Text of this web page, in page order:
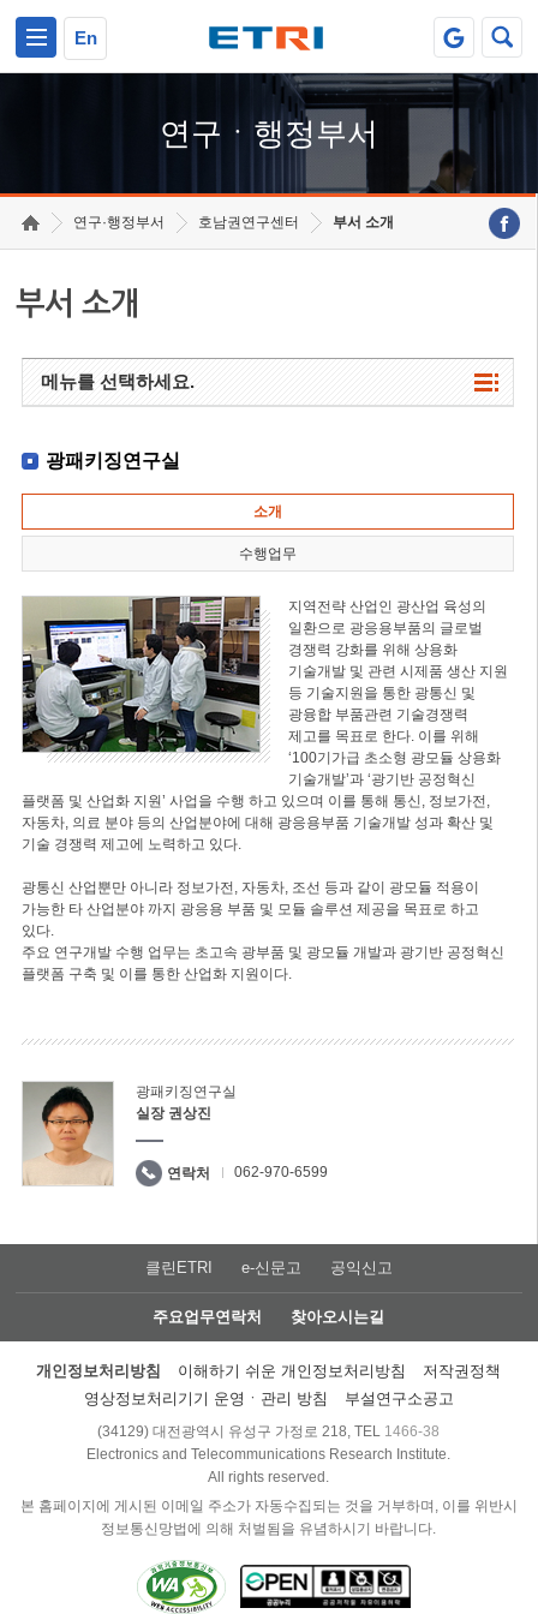
En
연구ㆍ행정부서
연구·행정부서 호남권연구센터 부서 소개
부서 소개
메뉴를 선택하세요.
광패키징연구실
소개
수행업무
지역전략 산업인 광산업 육성의
일환으로 광응용부품의 글로벌
경쟁력 강화를 위해 상용화
기술개발 및 관련 시제품 생산 지원
등 기술지원을 통한 광통신 및
광융합 부품관련 기술경쟁력
제고를 목표로 한다. 이를 위해
‘100기가급 초소형 광모듈 상용화
기술개발’과 ‘광기반 공정혁신
플랫폼 및 산업화 지원’ 사업을 수행 하고 있으며 이를 통해 통신, 정보가전,
자동차, 의료 분야 등의 산업분야에 대해 광응용부품 기술개발 성과 확산 및
기술 경쟁력 제고에 노력하고 있다.
광통신 산업뿐만 아니라 정보가전, 자동차, 조선 등과 같이 광모듈 적용이
가능한 타 산업분야 까지 광응용 부품 및 모듈 솔루션 제공을 목표로 하고
있다.
주요 연구개발 수행 업무는 초고속 광부품 및 광모듈 개발과 광기반 공정혁신
플랫폼 구축 및 이를 통한 산업화 지원이다.
광패키징연구실
실장 권상진
연락처 062-970-6599
클린ETRI e-신문고 공익신고
주요업무연락처 찾아오시는길
개인정보처리방침 이해하기 쉬운 개인정보처리방침
저작권정책
영상정보처리기기 운영ㆍ관리 방침
부설연구소공고
(34129) 대전광역시 유성구 가정로 218, TEL 1466-38
Electronics and Telecommunications Research Institute.
All rights reserved.
본 홈페이지에 게시된 이메일 주소가 자동수집되는 것을 거부하며, 이를 위반시
정보통신망법에 의해 처벌됨을 유념하시기 바랍니다.